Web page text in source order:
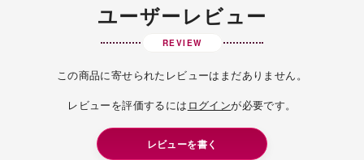
ユーザーレビュー
REVIEW
この商品に寄せられたレビューはまだありません。
レビューを評価するには ログインが必要です。
レビューを書く